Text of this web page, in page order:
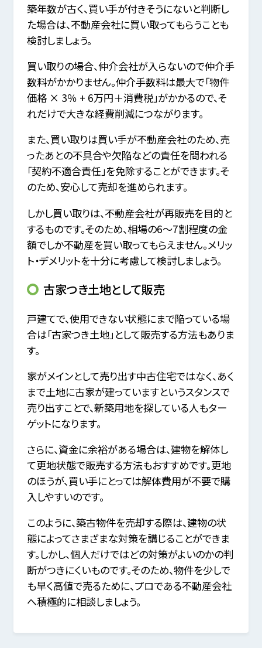
築年数が古く、買い手が付きそうにないと判断し
た場合は、不動産会社に買い取ってもらうことも
検討しましょう。
買い取りの場合、仲介会社が入らないので仲介手
数料がかかりません。仲介手数料は最大で「物件
価格 × 3％ + 6万円＋消費税」がかかるので、そ
れだけで大きな経費削減につながります。
また、買い取りは買い手が不動産会社のため、売
ったあとの不具合や欠陥などの責任を問われる
「契約不適合責任」を免除することができます。そ
のため、安心して売却を進められます。
しかし買い取りは、不動産会社が再販売を目的と
するものです。そのため、相場の6〜7割程度の金
額でしか不動産を買い取ってもらえません。メリッ
ト・デメリットを十分に考慮して検討しましょう。
古家つき土地として販売
戸建てで、使用できない状態にまで陥っている場
合は「古家つき土地」として販売する方法もありま
す。
家がメインとして売り出す中古住宅ではなく、あく
まで土地に古家が建っていますというスタンスで
売り出すことで、新築用地を探している人もター
ゲットになります。
さらに、資金に余裕がある場合は、建物を解体し
て更地状態で販売する方法もおすすめです。更地
のほうが、買い手にとっては解体費用が不要で購
入しやすいのです。
このように、築古物件を売却する際は、建物の状
態によってさまざまな対策を講じることができま
す。しかし、個人だけではどの対策がよいのかの判
断がつきにくいものです。そのため、物件を少しで
も早く高値で売るために、プロである不動産会社
へ積極的に相談しましょう。